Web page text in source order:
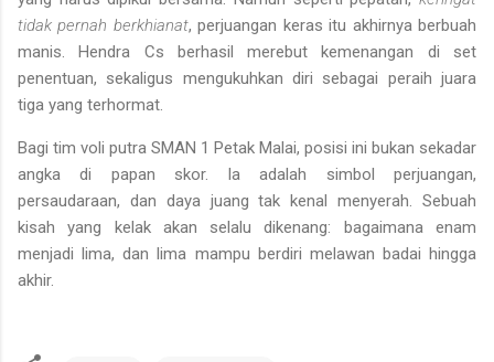
tidak pernah berkhianat, perjuangan keras itu akhirnya berbuah
manis. Hendra Cs berhasil merebut kemenangan di set
penentuan, sekaligus mengukuhkan diri sebagai peraih juara
tiga yang terhormat.
Bagi tim voli putra SMAN 1 Petak Malai, posisi ini bukan sekadar
angka di papan skor. Ia adalah simbol perjuangan,
persaudaraan, dan daya juang tak kenal menyerah. Sebuah
kisah yang kelak akan selalu dikenang: bagaimana enam
menjadi lima, dan lima mampu berdiri melawan badai hingga
akhir.